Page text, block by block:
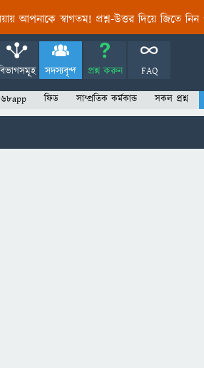
আপনাকে স্বাগতম! প্রশ্ন-উত্তর দিয়ে জিতে নিন
সদস্যবৃন্দ প্রশ্ন করুন FAQ
ফিড সাম্প্রতিক কর্মকান্ড সকল প্রশ্ন